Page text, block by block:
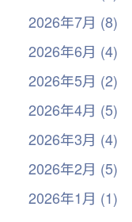
2026年7月 (8)
2026年6月 (4)
2026年5月 (2)
2026年4月 (5)
2026年3月 (4)
2026年2月 (5)
2026年1月 (1)